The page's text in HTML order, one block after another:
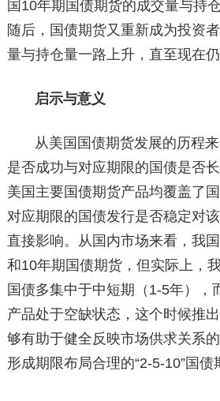
国10年期国债期货的成交量与持
随后，国债期货又重新成为投资
量与持仓量一路上升，直至现在仍
启示与意义
从美国国债期货发展的历程
是否成功与对应期限的国债是否
美国主要国债期货产品均覆盖了
对应期限的国债发行是否稳定对
直接影响。从国内市场来看，我
和10年期国债期货，但实际上，
国债多集中于中短期（1-5年），
产品处于空缺状态，这个时候推
够有助于健全反映市场供求关系
形成期限布局合理的“2-5-10”国债